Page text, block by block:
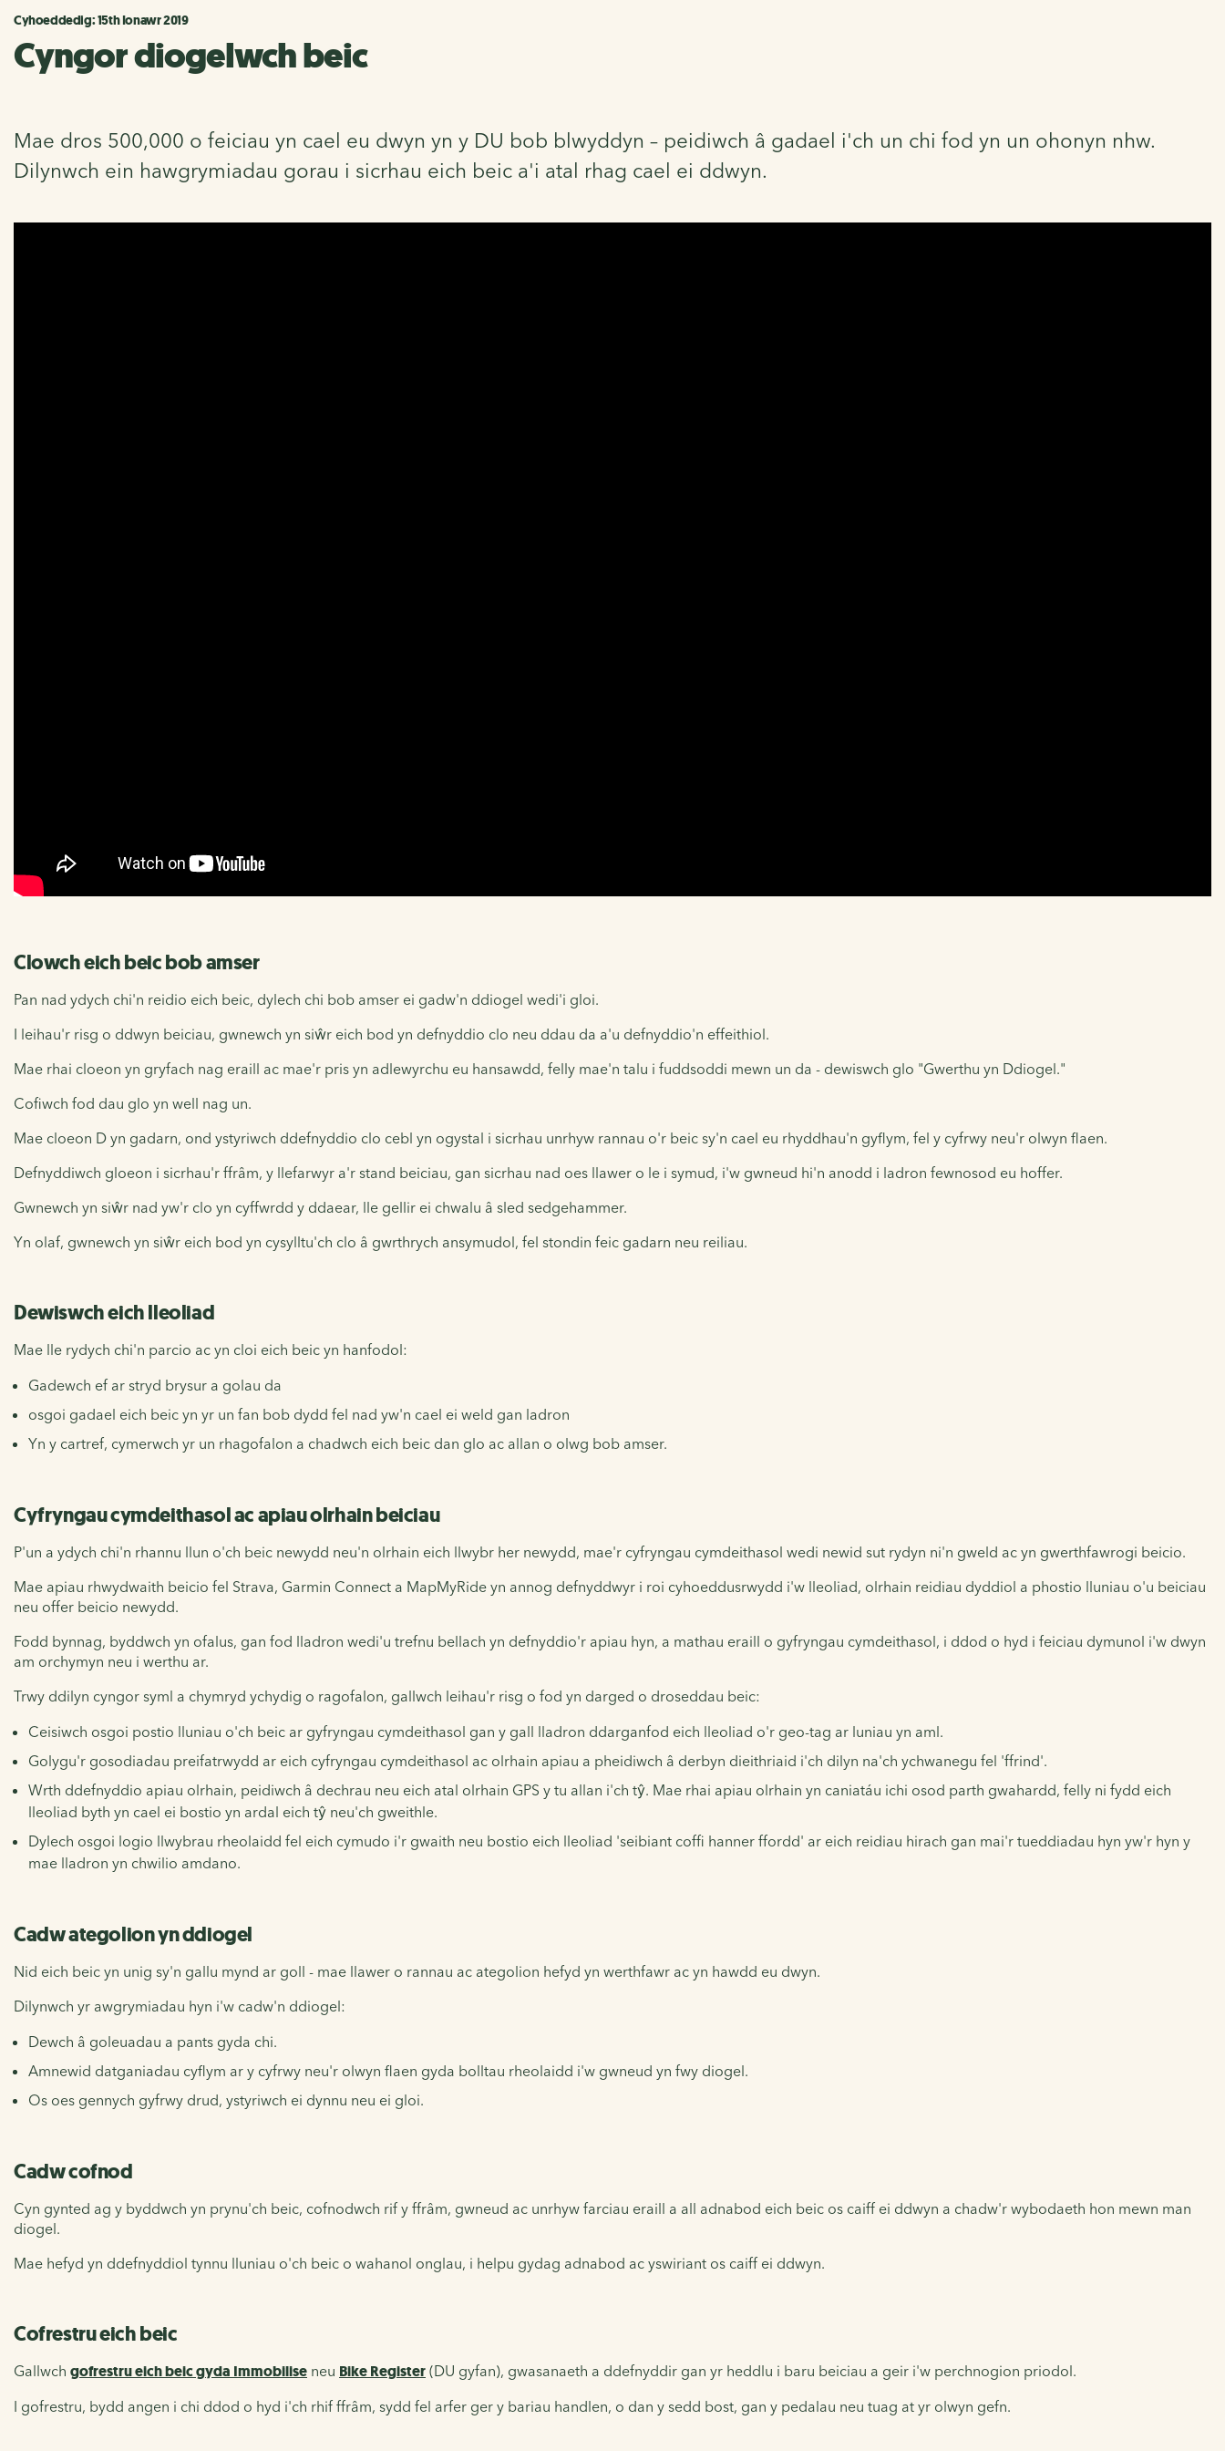
Cyhoeddedig: 15th Ionawr 2019
Cyngor diogelwch beic
Mae dros 500,000 o feiciau yn cael eu dwyn yn y DU bob blwyddyn – peidiwch â gadael i'ch un chi fod yn un ohonyn nhw.
Dilynwch ein hawgrymiadau gorau i sicrhau eich beic a'i atal rhag cael ei ddwyn.
Clowch eich beic bob amser
Pan nad ydych chi'n reidio eich beic, dylech chi bob amser ei gadw'n ddiogel wedi'i gloi.
I leihau'r risg o ddwyn beiciau, gwnewch yn siŵr eich bod yn defnyddio clo neu ddau da a'u defnyddio'n effeithiol.
Mae rhai cloeon yn gryfach nag eraill ac mae'r pris yn adlewyrchu eu hansawdd, felly mae'n talu i fuddsoddi mewn un da - dewiswch glo "Gwerthu yn Ddiogel."
Cofiwch fod dau glo yn well nag un.
Mae cloeon D yn gadarn, ond ystyriwch ddefnyddio clo cebl yn ogystal i sicrhau unrhyw rannau o'r beic sy'n cael eu rhyddhau'n gyflym, fel y cyfrwy neu'r olwyn flaen.
Defnyddiwch gloeon i sicrhau'r ffrâm, y llefarwyr a'r stand beiciau, gan sicrhau nad oes llawer o le i symud, i'w gwneud hi'n anodd i ladron fewnosod eu hoffer.
Gwnewch yn siŵr nad yw'r clo yn cyffwrdd y ddaear, lle gellir ei chwalu â sled sedgehammer.
Yn olaf, gwnewch yn siŵr eich bod yn cysylltu'ch clo â gwrthrych ansymudol, fel stondin feic gadarn neu reiliau.
Dewiswch eich lleoliad
Mae lle rydych chi'n parcio ac yn cloi eich beic yn hanfodol:
Gadewch ef ar stryd brysur a golau da
osgoi gadael eich beic yn yr un fan bob dydd fel nad yw'n cael ei weld gan ladron
Yn y cartref, cymerwch yr un rhagofalon a chadwch eich beic dan glo ac allan o olwg bob amser.
Cyfryngau cymdeithasol ac apiau olrhain beiciau
P'un a ydych chi'n rhannu llun o'ch beic newydd neu'n olrhain eich llwybr her newydd, mae'r cyfryngau cymdeithasol wedi newid sut rydyn ni'n gweld ac yn gwerthfawrogi beicio.
Mae apiau rhwydwaith beicio fel Strava, Garmin Connect a MapMyRide yn annog defnyddwyr i roi cyhoeddusrwydd i'w lleoliad, olrhain reidiau dyddiol a phostio lluniau o'u beiciau
neu offer beicio newydd.
Fodd bynnag, byddwch yn ofalus, gan fod lladron wedi'u trefnu bellach yn defnyddio'r apiau hyn, a mathau eraill o gyfryngau cymdeithasol, i ddod o hyd i feiciau dymunol i'w dwyn
am orchymyn neu i werthu ar.
Trwy ddilyn cyngor syml a chymryd ychydig o ragofalon, gallwch leihau'r risg o fod yn darged o droseddau beic:
Ceisiwch osgoi postio lluniau o'ch beic ar gyfryngau cymdeithasol gan y gall lladron ddarganfod eich lleoliad o'r geo-tag ar luniau yn aml.
Golygu'r gosodiadau preifatrwydd ar eich cyfryngau cymdeithasol ac olrhain apiau a pheidiwch â derbyn dieithriaid i'ch dilyn na'ch ychwanegu fel 'ffrind'.
Wrth ddefnyddio apiau olrhain, peidiwch â dechrau neu eich atal olrhain GPS y tu allan i'ch tŷ. Mae rhai apiau olrhain yn caniatáu ichi osod parth gwahardd, felly ni fydd eich
lleoliad byth yn cael ei bostio yn ardal eich tŷ neu'ch gweithle.
Dylech osgoi logio llwybrau rheolaidd fel eich cymudo i'r gwaith neu bostio eich lleoliad 'seibiant coffi hanner ffordd' ar eich reidiau hirach gan mai'r tueddiadau hyn yw'r hyn y
mae lladron yn chwilio amdano.
Cadw ategolion yn ddiogel
Nid eich beic yn unig sy'n gallu mynd ar goll - mae llawer o rannau ac ategolion hefyd yn werthfawr ac yn hawdd eu dwyn.
Dilynwch yr awgrymiadau hyn i'w cadw'n ddiogel:
Dewch â goleuadau a pants gyda chi.
Amnewid datganiadau cyflym ar y cyfrwy neu'r olwyn flaen gyda bolltau rheolaidd i'w gwneud yn fwy diogel.
Os oes gennych gyfrwy drud, ystyriwch ei dynnu neu ei gloi.
Cadw cofnod
Cyn gynted ag y byddwch yn prynu'ch beic, cofnodwch rif y ffrâm, gwneud ac unrhyw farciau eraill a all adnabod eich beic os caiff ei ddwyn a chadw'r wybodaeth hon mewn man
diogel.
Mae hefyd yn ddefnyddiol tynnu lluniau o'ch beic o wahanol onglau, i helpu gydag adnabod ac yswiriant os caiff ei ddwyn.
Cofrestru eich beic
Gallwch gofrestru eich beic gyda Immobilise neu Bike Register (DU gyfan), gwasanaeth a ddefnyddir gan yr heddlu i baru beiciau a geir i'w perchnogion priodol.
I gofrestru, bydd angen i chi ddod o hyd i'ch rhif ffrâm, sydd fel arfer ger y bariau handlen, o dan y sedd bost, gan y pedalau neu tuag at yr olwyn gefn.